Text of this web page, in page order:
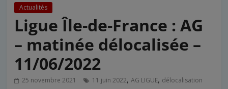
Actualités
Ligue Île-de-France : AG
– matinée délocalisée –
11/06/2022
25 novembre 2021 11 juin 2022,AG LIGUE, délocalisation